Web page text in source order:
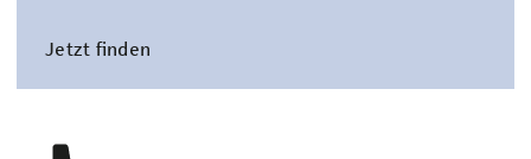
Jetzt finden